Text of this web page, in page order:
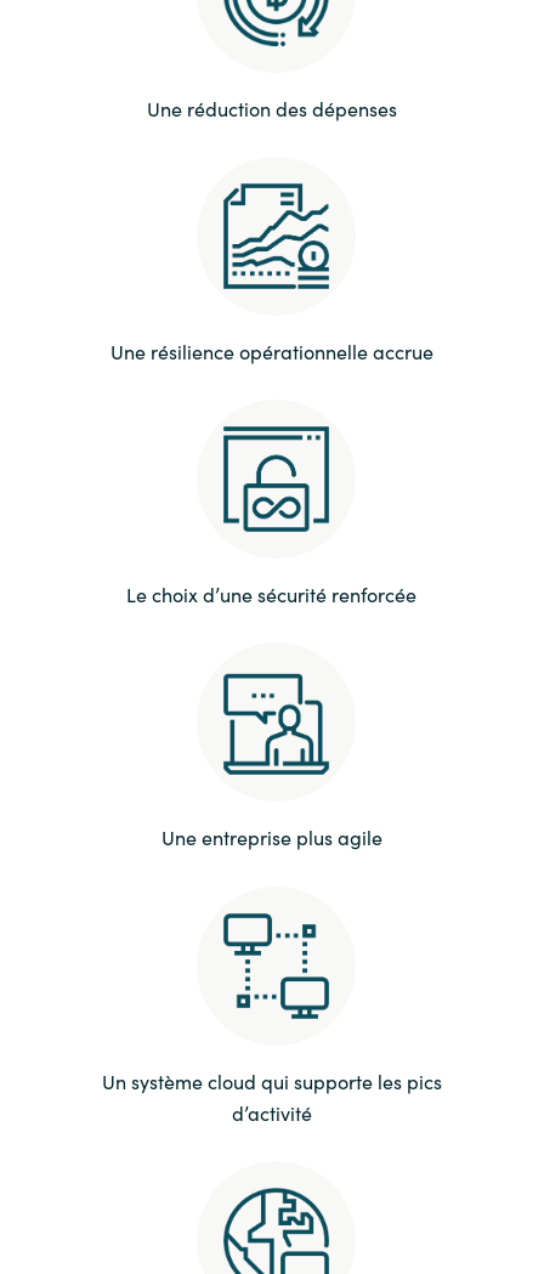
Une réduction des dépenses
Une résilience opérationnelle accrue
Le choix d’une sécurité renforcée
Une entreprise plus agile
Un système cloud qui supporte les pics
d’activité